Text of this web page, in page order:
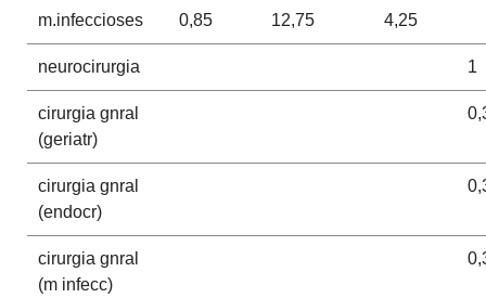
m.infeccioses 0,85 12,75 4,25
neurocirurgia 1
cirurgia gnral
(geriatr)
cirurgia gnral
(endocr)
cirurgia gnral
(m infecc)